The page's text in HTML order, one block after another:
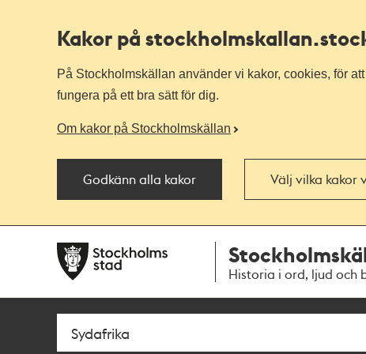
Kakor på stockholmskallan
På Stockholmskällan använder vi kakor, cookies, för
fungera på ett bra sätt för dig.
Om kakor på Stockholmskällan
Godkänn alla kakor Välj vilka kakor
navigationen
huvudinnehållet
Historia i ord, ljud och
Sök